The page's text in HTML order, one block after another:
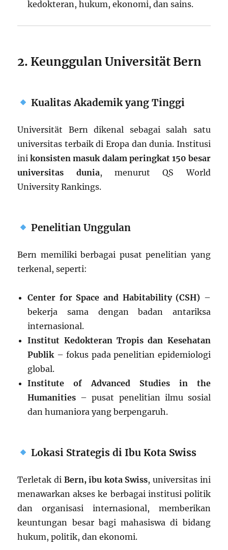
kedokteran, hukum, ekonomi, dan sains.
2. Keunggulan Universität Bern
Kualitas Akademik yang Tinggi
Universität Bern dikenal sebagai salah satu
universitas terbaik di Eropa dan dunia. Institusi
inikonsisten masuk dalam peringkat 150 besar
universitas dunia, menurut QS World
University Rankings.
Penelitian Unggulan
Bern memiliki berbagai pusat penelitian yang
terkenal, seperti:
Center for Space and Habitability (CSH) –
bekerja sama dengan badan antariksa
internasional.
Institut Kedokteran Tropis dan Kesehatan
Publik – fokus pada penelitian epidemiologi
global.
Institute of Advanced Studies in the
Humanities – pusat penelitian ilmu sosial
dan humaniora yang berpengaruh.
Lokasi Strategis di Ibu Kota Swiss
Terletak di Bern, ibu kota Swiss, universitas ini
menawarkan akses ke berbagai institusi politik
dan organisasi internasional, memberikan
keuntungan besar bagi mahasiswa di bidang
hukum, politik, dan ekonomi.